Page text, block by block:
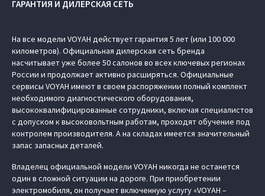
ГАРАНТИЯ И ДИЛЕРСКАЯ СЕТЬ
На все модели VOYAH действует гарантия 5 лет (или 100 000
километров). Официальная дилерская сеть бренда
насчитывает уже более 50 салонов во всех ключевых регионах
России и продолжает активно расширяться. Официальные
сервисы VOYAH имеют в своем распоряжении полный комплект
необходимого диагностического оборудования,
высококвалифицированные сотрудники, включая специалистов
с допуском к высоковольтным работам, проходят обучение под
контролем производителя. А на складах имеется значительный
запас запасных деталей.
Владелец официальной модели VOYAH никогда не останется
один в сложной ситуации на дороге. При приобретении
электромобиля, он получает включенную услугу «VOYAH –